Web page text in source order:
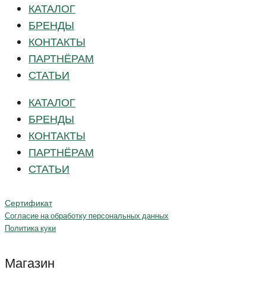
КАТАЛОГ
БРЕНДЫ
КОНТАКТЫ
ПАРТНЁРАМ
СТАТЬИ
КАТАЛОГ
БРЕНДЫ
КОНТАКТЫ
ПАРТНЁРАМ
СТАТЬИ
Сертификат
Согласие на обработку персональных данных
Политика куки
Магазин